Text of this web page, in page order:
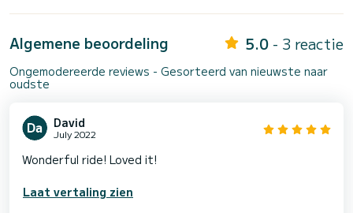
Algemene beoordeling 5.0 - 3 reactie
Ongemodereerde reviews - Gesorteerd van nieuwste naar
oudste
David
July 2022
Wonderful ride! Loved it!
Laat vertaling zien